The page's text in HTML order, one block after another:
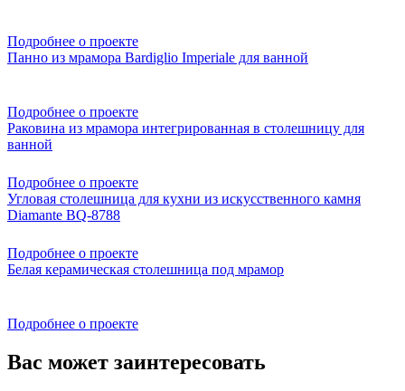
Подробнее о проекте
Панно из мрамора Bardiglio Imperiale для ванной
Подробнее о проекте
Раковина из мрамора интегрированная в столешницу для
ванной
Подробнее о проекте
Угловая столешница для кухни из искусственного камня
Diamante BQ-8788
Подробнее о проекте
Белая керамическая столешница под мрамор
Подробнее о проекте
Вас может заинтересовать